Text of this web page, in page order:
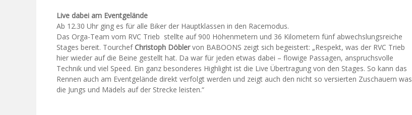
Live dabei am Eventgelände
Ab 12.30 Uhr ging es für alle Biker der Hauptklassen in den Racemodus.
Das Orga-Team vom RVC Trieb stellte auf 900 Höhenmetern und 36 Kilometern fünf abwechslungsreiche
Stages bereit. Tourchef Christoph Döblervon BABOONS zeigt sich begeistert: „Respekt, was der RVC Trieb
hier wieder auf die Beine gestellt hat. Da war für jeden etwas dabei – flowige Passagen, anspruchsvolle
Technik und viel Speed. Ein ganz besonderes Highlight ist die Live Übertragung von den Stages. So kann das
Rennen auch am Eventgelände direkt verfolgt werden und zeigt auch den nicht so versierten Zuschauern was
die Jungs und Mädels auf der Strecke leisten.“